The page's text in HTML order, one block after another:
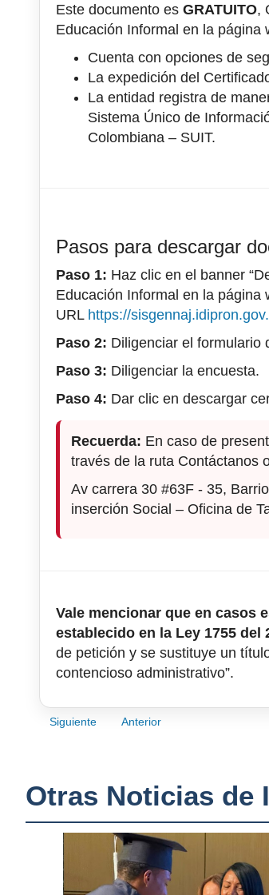
Este documento es GRATUITO,
Educación Informal en la página
Cuenta con opciones de
La expedición del
La entidad registra de
Sistema Único de
Colombiana – SUIT.
Pasos para descargar
Paso 1: Haz clic en el banner
Educación Informal en la página
URL https://
Paso 2: Diligenciar el formulario
Paso 3: Diligenciar la encuesta.
Paso 4: Dar clic en descargar
Recuerda: En caso de
través de la ruta Contáctanos
Av carrera 30 #63F - 35,
inserción Social – Oficina de
Vale mencionar que en casos
establecido en la Ley 1755 del
de petición y se sustituye un
contencioso administrativo”.
Siguiente Anterior
Otras Noticias de